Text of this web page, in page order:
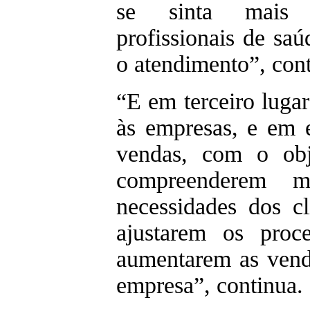
se sinta mais
profissionais de
o atendimento”,
“E em terceiro
às empresas, e em
vendas, com o
necessidades dos
ajustarem os
aumentarem as
empresa”,